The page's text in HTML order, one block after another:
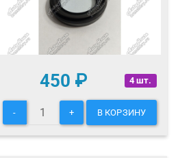
4 шт.
450 ₽
- + В КОРЗИНУ